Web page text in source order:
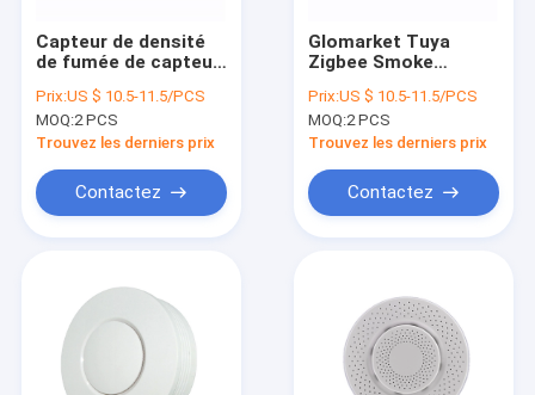
Produits
A propos de nous
Capteur de densité
de fumée de capteur
fumée de détecteur
de fumée de
Glomarket Tuya
Prix:US $ 10.5-11.5/PCS
MOQ:2 PCS
Trouvez les derniers prix
Contactez
Glomarket Tuya
Zigbee Smoke
Alarm Fire Sensor
Detector Security
Alarm Systems For
Prix:US $ 10.5-11.5/PCS
MOQ:2 PCS
Trouvez les derniers prix
Contactez